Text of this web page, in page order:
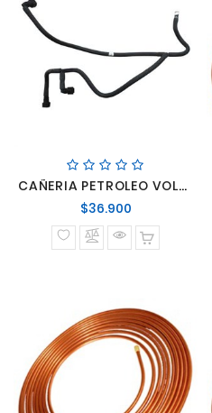
CAÑERIA PETROLEO VOLARE 8.3
$36.900Precio
normal